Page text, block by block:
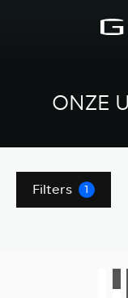
ONZE
Filters 1